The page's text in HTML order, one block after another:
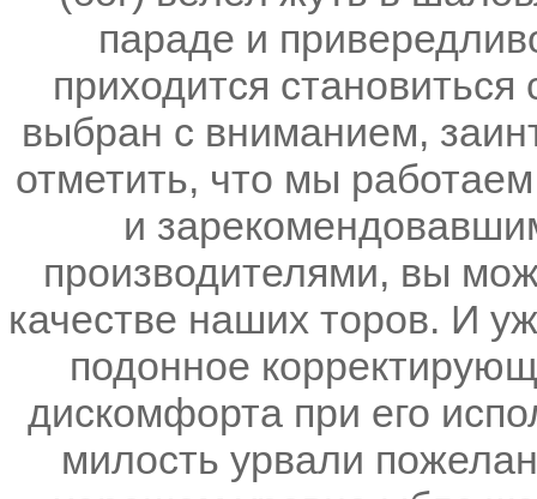
параде и
приходится
выбран с вниманием,
отметить, что мы
и
производителями, вы
качестве наших торов. И
подонное
дискомфорта при его
милость урвали